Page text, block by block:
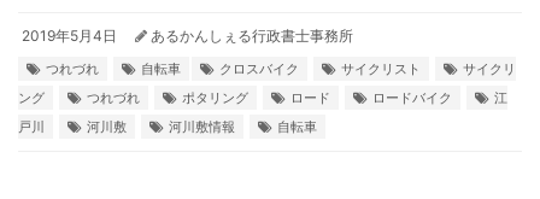
2019年5月4日 あるかんしぇる行政書士事務所
つれづれ 自転車 クロスバイク サイクリスト
サイクリ
ング
つれづれ ポタリング ロード ロードバイク
江
戸川
河川敷 河川敷情報 自転車